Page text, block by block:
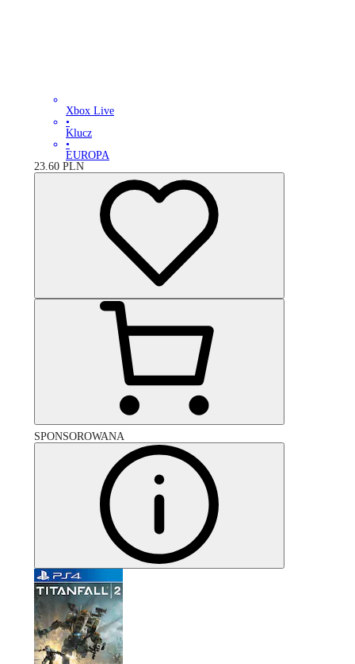
Xbox Live
•
Klucz
•
EUROPA
23.60 PLN
SPONSOROWANA